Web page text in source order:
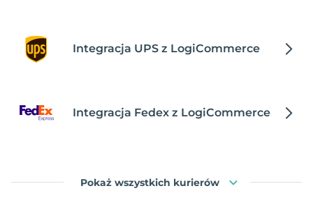
Integracja UPS z LogiCommerce
Integracja Fedex z LogiCommerce
Pokaż wszystkich kurierów